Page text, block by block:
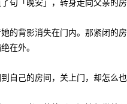
句「晚安」，转身走向父亲的房
的背影消失在门内。那紧闭的
在外。
自己的房间，关上门，却怎么也